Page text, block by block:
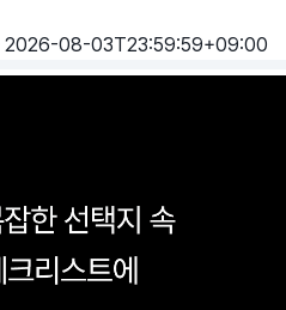
2026-08-03T23:59:59+09:00